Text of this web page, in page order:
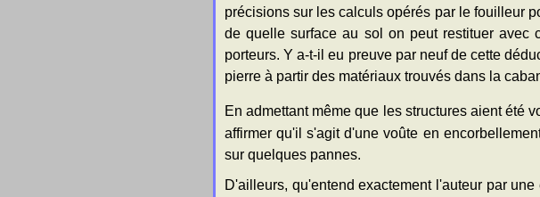
précisions sur les calculs opérés par le fouilleur
de quelle surface au sol on peut restituer avec
porteurs. Y a-t-il eu preuve par neuf de cette
pierre à partir des matériaux trouvés dans la
En admettant même que les structures aient été
affirmer qu'il s'agit d'une voûte en
sur quelques pannes.
D'ailleurs, qu'entend exactement l'auteur par